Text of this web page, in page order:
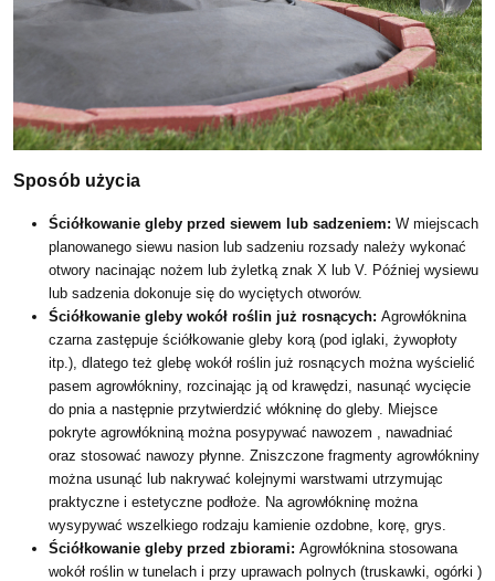
Sposób użycia
Ściółkowanie gleby przed siewem lub sadzeniem: W miejscach
planowanego siewu nasion lub sadzeniu rozsady należy wykonać
otwory nacinając nożem lub żyletką znak X lub V. Później wysiewu
lub sadzenia dokonuje się do wyciętych otworów.
Ściółkowanie gleby wokół roślin już rosnących: Agrowłóknina
czarna zastępuje ściółkowanie gleby korą (pod iglaki, żywopłoty
itp.), dlatego też glebę wokół roślin już rosnących można wyścielić
pasem agrowłókniny, rozcinając ją od krawędzi, nasunąć wycięcie
do pnia a następnie przytwierdzić włókninę do gleby. Miejsce
pokryte agrowłókniną można posypywać nawozem , nawadniać
oraz stosować nawozy płynne. Zniszczone fragmenty agrowłókniny
można usunąć lub nakrywać kolejnymi warstwami utrzymując
praktyczne i estetyczne podłoże. Na agrowłókninę można
wysypywać wszelkiego rodzaju kamienie ozdobne, korę, grys.
Ściółkowanie gleby przed zbiorami: Agrowłóknina stosowana
wokół roślin w tunelach i przy uprawach polnych (truskawki, ogórki )